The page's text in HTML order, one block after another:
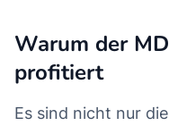
Warum der
profitiert
Es sind nicht nur